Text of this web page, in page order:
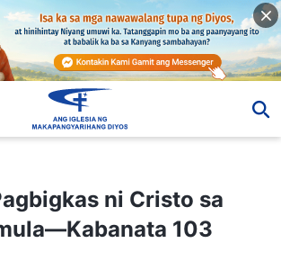
Cristo sa Pasimula—Kabanata 103
ni Cristo sa
103